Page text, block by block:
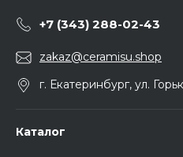
+7 (343) 288-02-43
zakaz@ceramisu.shop
г. Екатеринбург, ул.
Каталог